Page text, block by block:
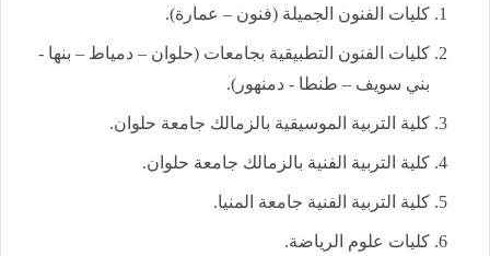
كليات الفنون الجميلة (فنون – عمارة).
كليات الفنون التطبيقية بجامعات (حلوان – دمياط – بنها -
بني سويف – طنطا - دمنهور).
كلية التربية الموسيقية بالزمالك جامعة حلوان.
كلية التربية الفنية بالزمالك جامعة حلوان.
كلية التربية الفنية جامعة المنيا.
كليات علوم الرياضة.